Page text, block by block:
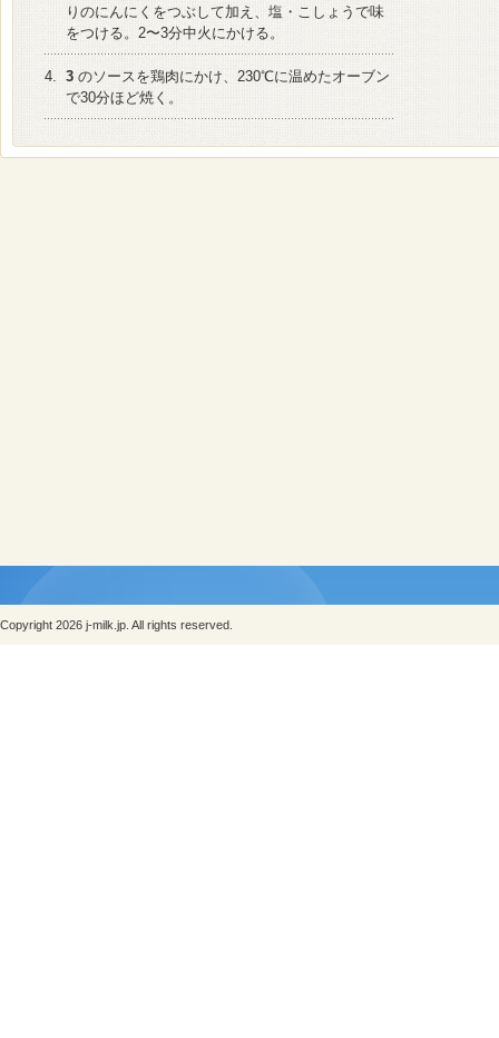
りのにんにくをつぶして加え、塩・こしょうで味
をつける。2〜3分中火にかける。
4. 3のソースを鶏肉にかけ、230℃に温めたオーブン
で30分ほど焼く。
Copyright 2026 j-milk.jp. All rights reserved.